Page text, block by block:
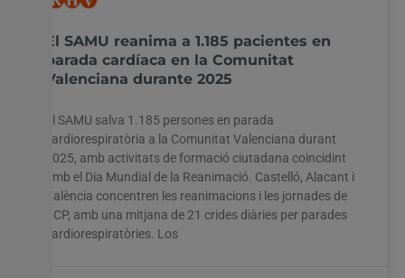
El SAMU reanima a 1.185 pacientes en
parada cardíaca en la Comunitat
Valenciana durante 2025
El SAMU salva 1.185 persones en parada
cardiorespiratòria a la Comunitat Valenciana durant
2025, amb activitats de formació ciutadana coincidint
amb el Dia Mundial de la Reanimació. Castelló, Alacant i
València concentren les reanimacions i les jornades de
RCP, amb una mitjana de 21 crides diàries per parades
cardiorespiratòries. Los